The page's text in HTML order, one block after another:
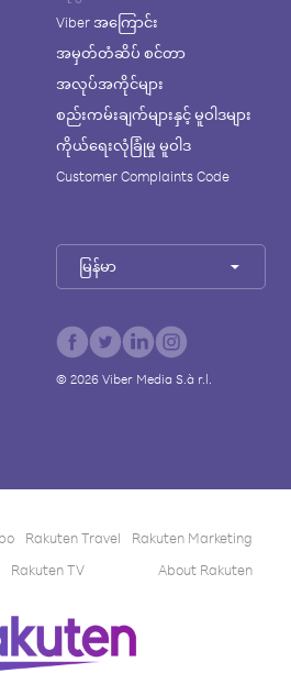
Viber အကြောင်း
အမှတ်တံဆိပ် စင်တာ
အလုပ်အကိုင်များ
စည်းကမ်းချက်များနှင့် မူဝါဒများ
ကိုယ်ရေးလုံခြုံမှု မူဝါဒ
Customer Complaints Code
မြန်မာ
© 2026Viber Media S.à r.l.
Rakuten Travel
Rakuten Marketing
Rakuten TV About Rakuten